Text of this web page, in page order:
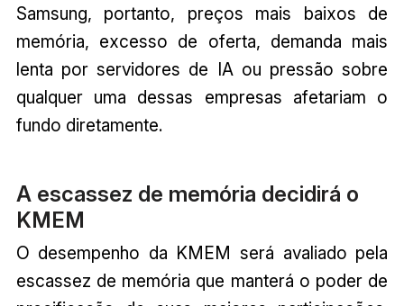
Samsung, portanto, preços mais baixos de
memória, excesso de oferta, demanda mais
lenta por servidores de IA ou pressão sobre
qualquer uma dessas empresas afetariam o
fundo diretamente.
A escassez de memória decidirá o
KMEM
O desempenho da KMEM será avaliado pela
escassez de memória que manterá o poder de